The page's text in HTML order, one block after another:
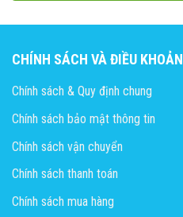
CHÍNH SÁCH VÀ ĐIỀU KHOẢN
Chính sách & Quy định chung
Chính sách bảo mật thông tin
Chính sách vận chuyển
Chính sách thanh toán
Chính sách mua hàng